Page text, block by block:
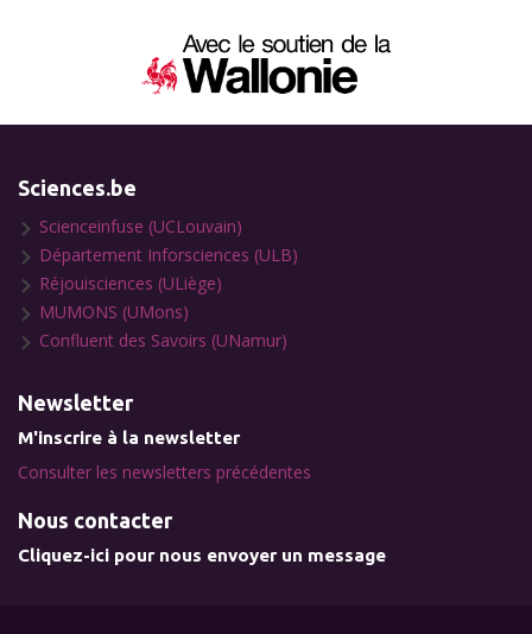
Sciences.be
Scienceinfuse (UCLouvain)
Département Inforsciences (ULB)
Réjouisciences (ULiège)
MUMONS (UMons)
Confluent des Savoirs (UNamur)
Newsletter
M'inscrire à la newsletter
Consulter les newsletters précédentes
Nous contacter
Cliquez-ici pour nous envoyer un message